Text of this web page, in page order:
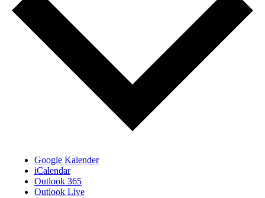
Google Kalender
iCalendar
Outlook 365
Outlook Live